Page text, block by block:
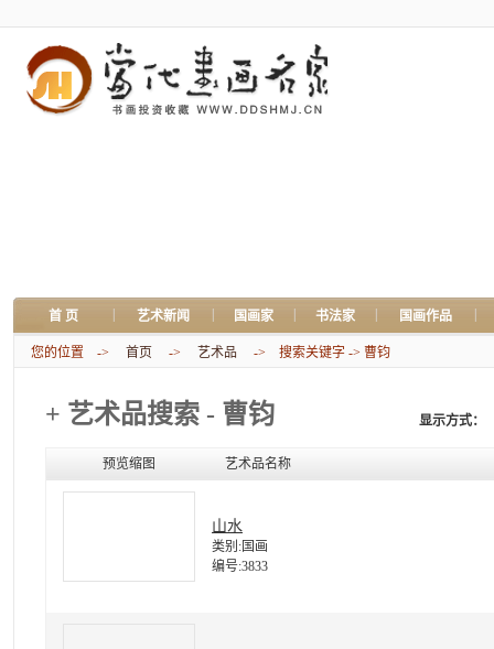
首 页 艺术新闻 国画家 书法家 国画作品
您的位置 -> 首页 -> 艺术品 -> 搜索关键字 -> 曹钧
+ 艺术品搜索 - 曹钧 显示方式：
预览缩图 艺术品名称
山水
类别:国画
编号:3833